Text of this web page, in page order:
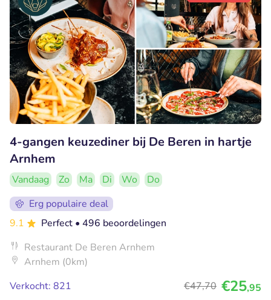
4-gangen keuzediner bij De Beren in hartje
Arnhem
Vandaag Zo Ma Di Wo
Do
Erg populaire deal
9.1
Perfect • 496 beoordelingen
Restaurant De Beren Arnhem
Arnhem (0km)
Verkocht: 821
€47,70 €25,95